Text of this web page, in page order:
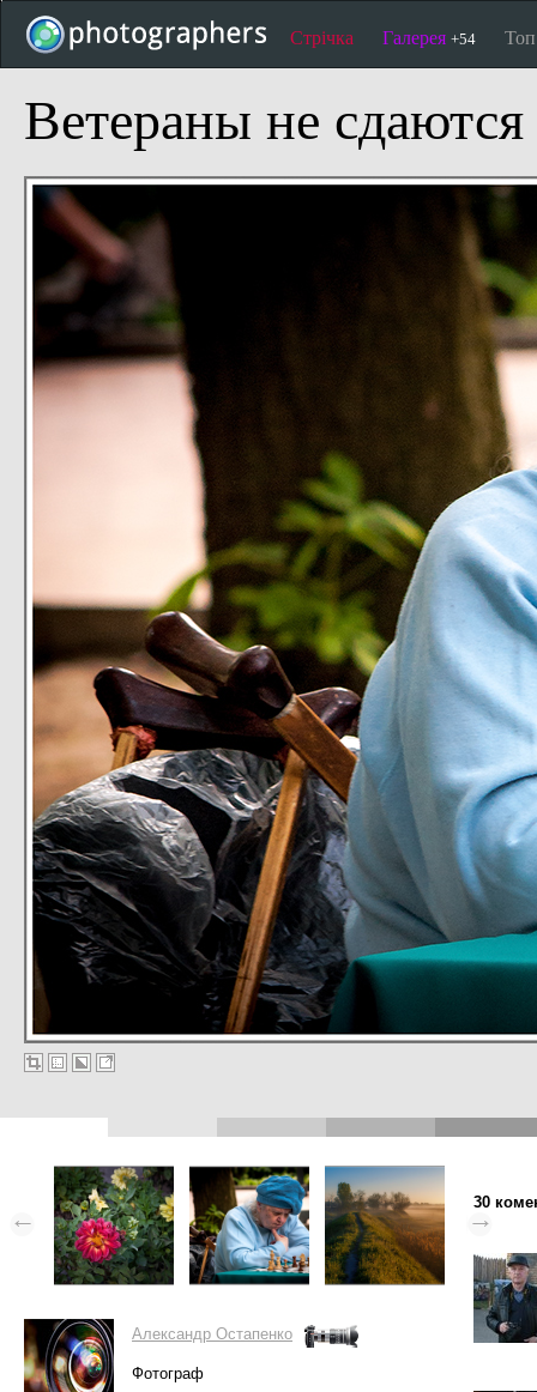
Стрічка Галерея +54
Ветераны не сдаются
Александр Остапенко
Фотограф
30